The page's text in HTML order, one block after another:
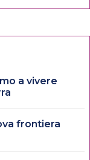
a vivere
frontiera